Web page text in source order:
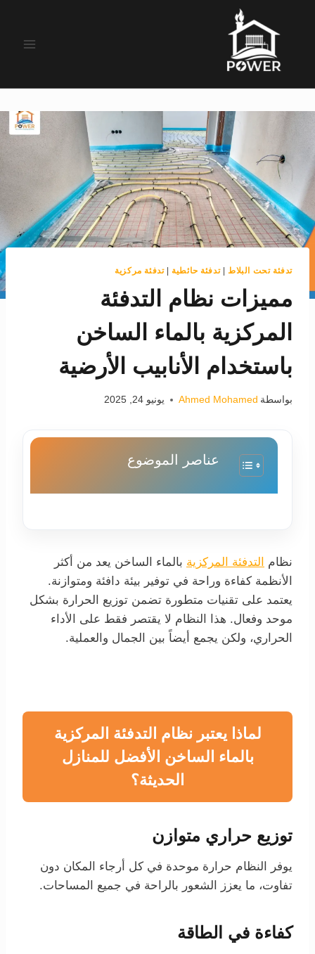
تدفئة تحت البلاط |تدفئة حائطية |تدفئة مركزية
مميزات نظام التدفئة
المركزية بالماء الساخن
باستخدام الأنابيب الأرضية
بواسطة Ahmed Mohamed يونيو 24, 2025
عناصر الموضوع
نظام التدفئة المركزية بالماء الساخن يعد من أكثر
الأنظمة كفاءة وراحة في توفير بيئة دافئة ومتوازنة.
يعتمد على تقنيات متطورة تضمن توزيع الحرارة بشكل
موحد وفعال. هذا النظام لا يقتصر فقط على الأداء
الحراري، ولكن يجمع أيضاً بين الجمال والعملية.
لماذا يعتبر نظام التدفئة المركزية
بالماء الساخن الأفضل للمنازل
الحديثة؟
توزيع حراري متوازن
يوفر النظام حرارة موحدة في كل أرجاء المكان دون
تفاوت، ما يعزز الشعور بالراحة في جميع المساحات.
كفاءة في الطاقة